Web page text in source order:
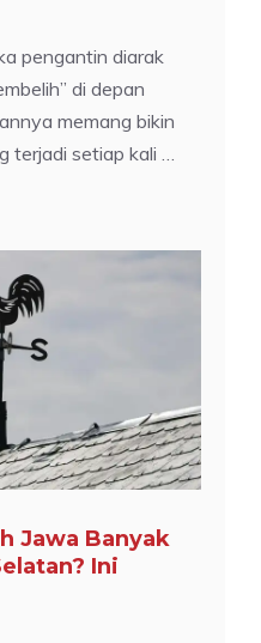
pengantin diarak
di depan
memang bikin
terjadi setiap kali …
Jawa Banyak
Ini